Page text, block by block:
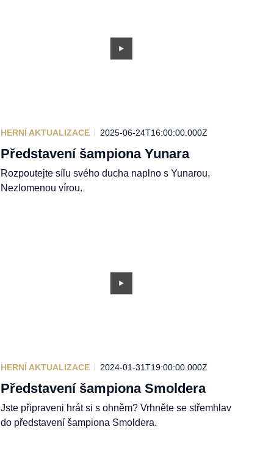
HERNÍ AKTUALIZACE 2025-06-24T16:00:00.000Z
Představení šampiona Yunara
Rozpoutejte sílu svého ducha naplno s Yunarou,
Nezlomenou vírou.
HERNÍ AKTUALIZACE 2024-01-31T19:00:00.000Z
Představení šampiona Smoldera
Jste připraveni hrát si s ohněm? Vrhněte se střemhlav
do představení šampiona Smoldera.